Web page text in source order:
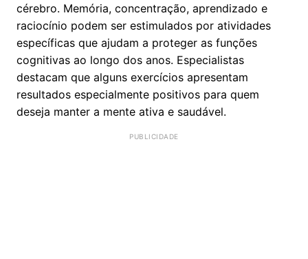
cérebro. Memória, concentração, aprendizado e
raciocínio podem ser estimulados por atividades
específicas que ajudam a proteger as funções
cognitivas ao longo dos anos. Especialistas
destacam que alguns exercícios apresentam
resultados especialmente positivos para quem
deseja manter a mente ativa e saudável.